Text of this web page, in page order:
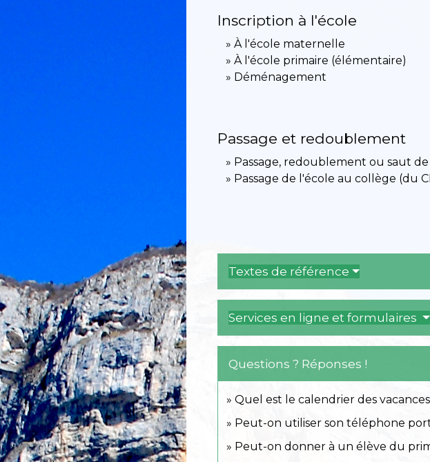
Inscription à l'école
À l'école maternelle
À l'école primaire (élémentaire)
Déménagement
Passage et redoublement
Passage, redoublement ou saut de
Passage de l'école au collège (du
Textes de référence
Services en ligne et formulaires
Questions ? Réponses !
Quel est le calendrier des
Peut-on utiliser son téléphone
Peut-on donner à un élève du